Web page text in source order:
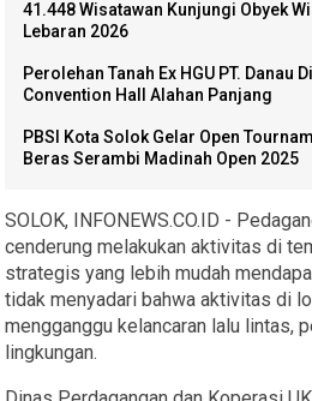
41.448 Wisatawan Kunjungi Obyek
Lebaran 2026
Perolehan Tanah Ex HGU PT. Danau
Convention Hall Alahan Panjang
PBSI Kota Solok Gelar Open
Beras Serambi Madinah Open 2025
SOLOK, INFONEWS.CO.ID -
cenderung melakukan aktivitas di
strategis yang lebih mudah
tidak menyadari bahwa aktivitas di
mengganggu kelancaran lalu lintas,
lingkungan.